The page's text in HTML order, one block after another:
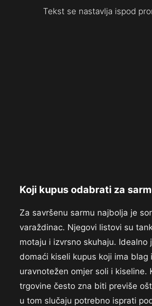
Tekst se nastavlja ispod
Koji kupus odabrati za
Za savršenu sarmu najbolja je
varaždinac. Njegovi listovi su
motaju i izvrsno skuhaju. Idealno
domaći kiseli kupus koji ima blag i
uravnotežen omjer soli i kiseline.
trgovine često zna biti previše
u tom slučaju potrebno isprati